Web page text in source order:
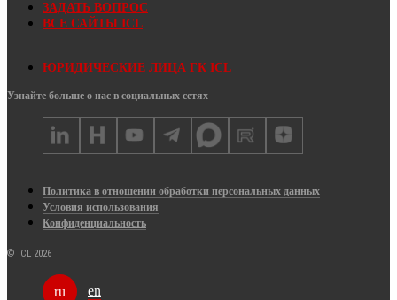
ЗАДАТЬ ВОПРОС
ВСЕ САЙТЫ ICL
ЮРИДИЧЕСКИЕ ЛИЦА ГК ICL
Узнайте больше о нас в социальных сетях
Политика в отношении обработки персональных данных
Условия использования
Конфиденциальность
© ICL 2026
ru en